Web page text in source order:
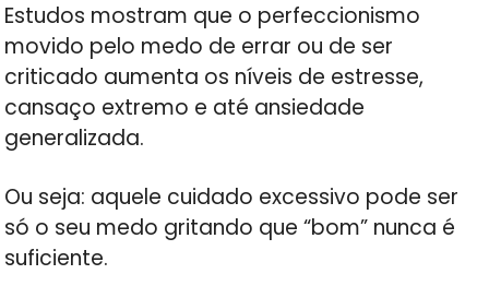
Estudos mostram que o perfeccionismo
movido pelo medo de errar ou de ser
criticado aumenta os níveis de estresse,
cansaço extremo e até ansiedade
generalizada.
Ou seja: aquele cuidado excessivo pode ser
só o seu medo gritando que “bom” nunca é
suficiente.